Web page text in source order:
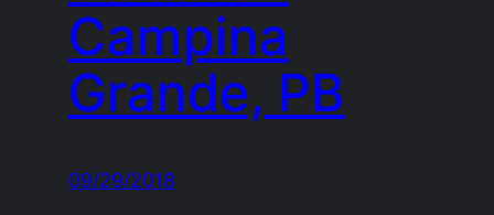
Campina
Grande, PB
09/29/2018